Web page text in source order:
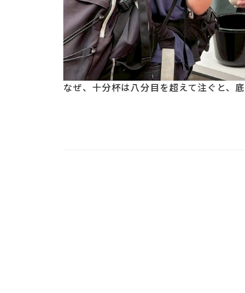
なぜ、十分杯は八分目を超えて注ぐと、